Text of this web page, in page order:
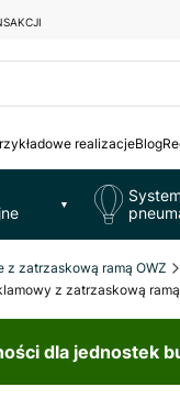
realizacjeBlog
▼
z zatrzaskową ramą OWZ
z zatrzaskową
dla jednostek